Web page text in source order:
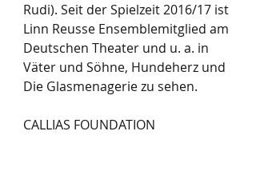
Rudi). Seit der Spielzeit 2016/17 ist
Linn Reusse Ensemblemitglied am
Deutschen Theater und u. a. in
Väter und Söhne, Hundeherz und
Die Glasmenagerie zu sehen.
CALLIAS FOUNDATION